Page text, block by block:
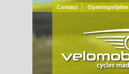
Contact Openingstijden